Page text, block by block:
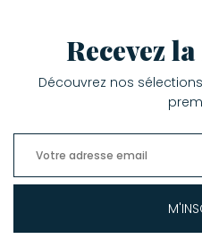
Recevez
Découvrez nos